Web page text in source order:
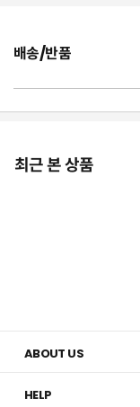
배송/반품
최근 본 상품
ABOUT US
HELP